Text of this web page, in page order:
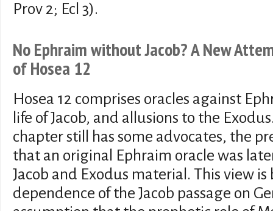
Prov 2; Ecl 3).
No Ephraim without Jacob? A New
of Hosea 12
Hosea 12 comprises oracles against
life of Jacob, and allusions to the
chapter still has some advocates, the
that an original Ephraim oracle was
Jacob and Exodus material. This view
dependence of the Jacob passage on